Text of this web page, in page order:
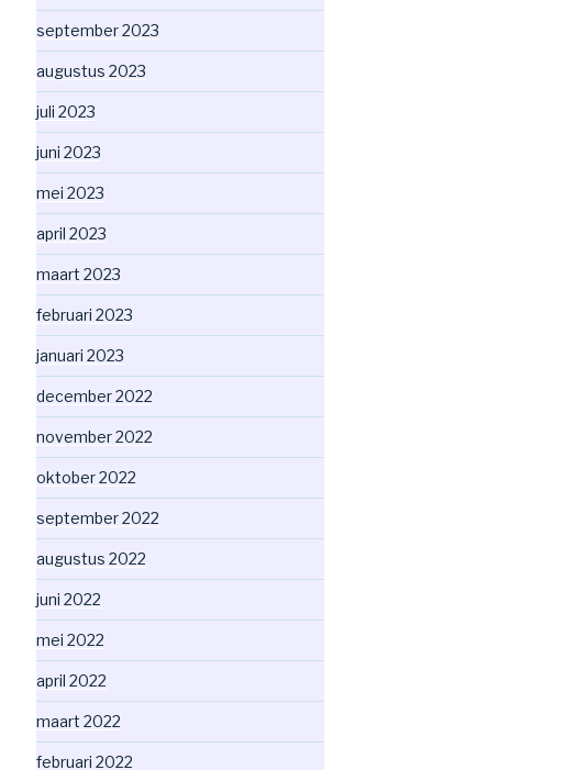
september 2023
augustus 2023
juli 2023
juni 2023
mei 2023
april 2023
maart 2023
februari 2023
januari 2023
december 2022
november 2022
oktober 2022
september 2022
augustus 2022
juni 2022
mei 2022
april 2022
maart 2022
februari 2022